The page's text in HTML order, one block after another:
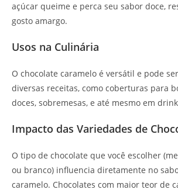
açúcar queime e perca seu sabor doce,
gosto amargo.
Usos na Culinária
O chocolate caramelo é versátil e pode
diversas receitas, como coberturas para
doces, sobremesas, e até mesmo em
Impacto das Variedades de
O tipo de chocolate que você escolher
ou branco) influencia diretamente no
caramelo. Chocolates com maior teor de